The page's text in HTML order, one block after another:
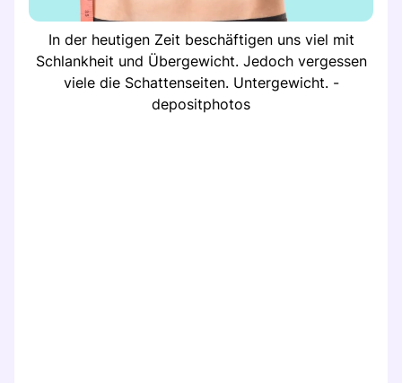
In der heutigen Zeit beschäftigen uns viel mit
Schlankheit und Übergewicht. Jedoch vergessen
viele die Schattenseiten. Untergewicht. -
depositphotos